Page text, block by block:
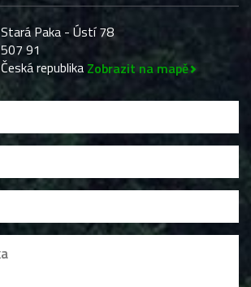
Stará Paka - Ústí 78
507 91
Česká republika Zobrazit na mapě